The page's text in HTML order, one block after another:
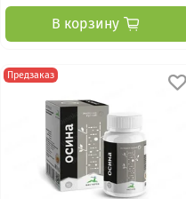
В корзину
Предзаказ